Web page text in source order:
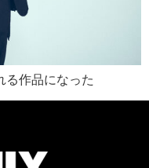
る作品になった